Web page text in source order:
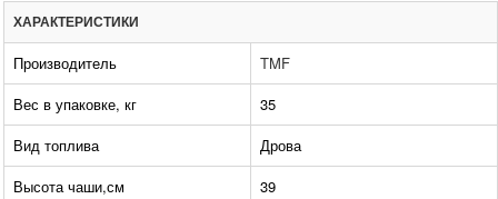
ХАРАКТЕРИСТИКИ
Производитель
TMF
Вес в упаковке, кг
35
Вид топлива
Дрова
Высота чаши,см
39